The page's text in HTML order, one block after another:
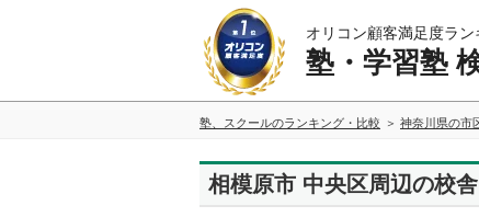
オリコン顧客満足度ラン
塾・学習塾
塾、スクールのランキング・比較 神奈川県の市
相模原市 中央区周辺の校舎